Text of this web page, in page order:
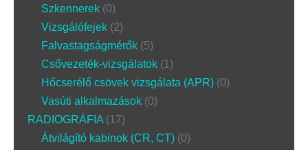
Szkennerek 0
Vizsgálófejek 2
Falvastagságmérők 5
Csővezeték-vizsgálatok 1
Hőcserélő csövek vizsgálata (APR) 0
Vasúti alkalmazások 0
RADIOGRÁFIA 17
Átvilágító kabinok (CR, CT) 0